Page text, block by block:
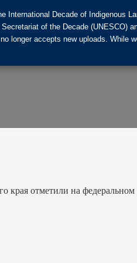
края отметили на федеральном
Decade of Indigenous
of the Decade (UNESCO)
longer accepts new uploads.